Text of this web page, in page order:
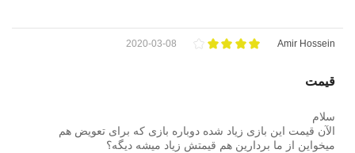
Amir Hossein
2020-03-08
قیمت
سلام
الآن قیمت این بازی زیاد شده دوباره بازی که برای تعویض هم
میخواین از ما بردارین هم قیمتش زیاد میشه دیگه؟